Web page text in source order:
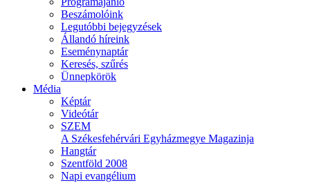
Beszámolóink
Legutóbbi bejegyzések
Állandó híreink
Eseménynaptár
Keresés, szűrés
Ünnepkörök
Média
Képtár
Videótár
SZEM
A Székesfehérvári Egyházmegye Magazinja
Hangtár
Szentföld 2008
Napi evangélium